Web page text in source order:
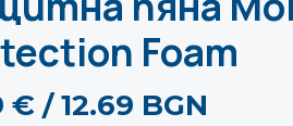
Foam
€ / 12.69 BGN